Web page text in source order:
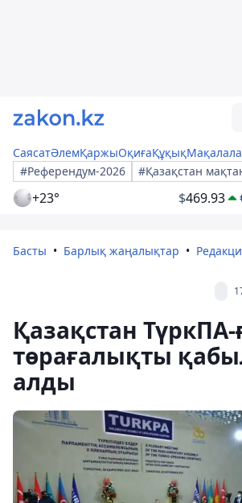
СаясатӘлемҚаржыОқиғаҚұқық
#Референдум-2026
#Қазақстан
+23° $469.93
Басты Барлық жаңалықтар
Қазақстан ТүркПА-
төрағалықты
алды